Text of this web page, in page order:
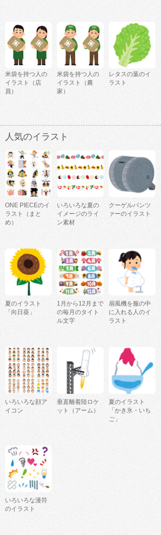
米袋を持つ人の
イラスト（店
員）
米袋を持つ人の
イラスト（農
家）
レタスの葉のイ
ラスト
人気のイラスト
ONE PIECEのイ
ラスト（まと
め）
いろいろな夏の
イメージのライ
ン素材
クーゲルパンツ
ァーのイラスト
夏のイラスト
「向日葵」
1月から12月まで
の毎月のタイト
ル文字
扇風機を服の中
に入れる人のイ
ラスト
いろいろな顔ア
イコン
垂直離着陸ロケ
ット（アーム）
夏のイラスト
「かき氷・いち
ご」
いろいろな漫符
のイラスト